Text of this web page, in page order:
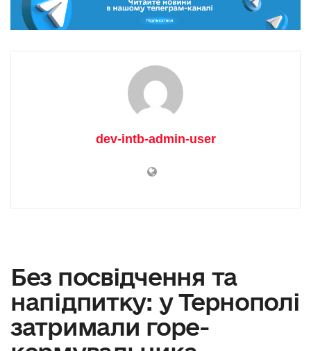
dev-intb-admin-user
Без посвідчення та
напідпитку: у Тернополі
затримали горе-